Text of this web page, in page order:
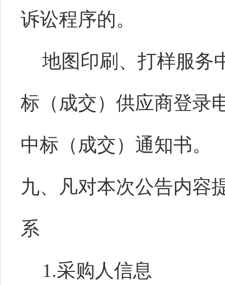
诉讼程序的。
地图印刷、打样服务
标（成交）供应商登录
中标（成交）通知书。
九、凡对本次公告内容
系
1.采购人信息